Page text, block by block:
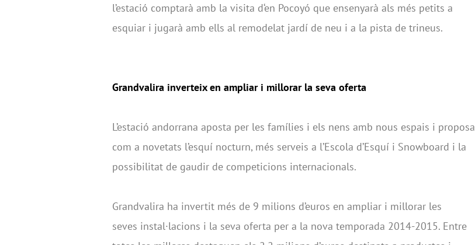
l’estació comptarà amb la visita d‘en Pocoyó que ensenyarà als més petits a
esquiar i jugarà amb ells al remodelat jardí de neu i a la pista de trineus.
Grandvalira inverteix en ampliar i millorar la seva oferta
L’estació andorrana aposta per les famílies i els nens amb nous espais i proposa
com a novetats l’esquí nocturn, més serveis a l’Escola d’Esquí i Snowboard i la
possibilitat de gaudir de competicions internacionals.
Grandvalira ha invertit més de 9 milions d’euros en ampliar i millorar les
seves instal·lacions i la seva oferta per a la nova temporada 2014-2015. Entre